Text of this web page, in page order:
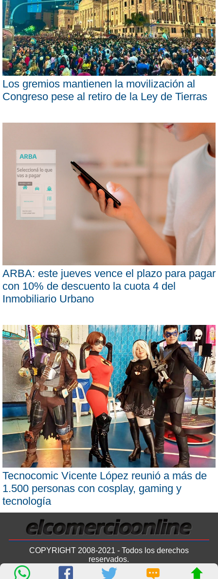
Los gremios mantienen la movilización al
Congreso pese al retiro de la Ley de Tierras
ARBA: este jueves vence el plazo para pagar
con 10% de descuento la cuota 4 del
Inmobiliario Urbano
Tecnocomic Vicente López reunió a más de
1.500 personas con cosplay, gaming y
tecnología
COPYRIGHT 2008-2021 - Todos los derechos
reservados.